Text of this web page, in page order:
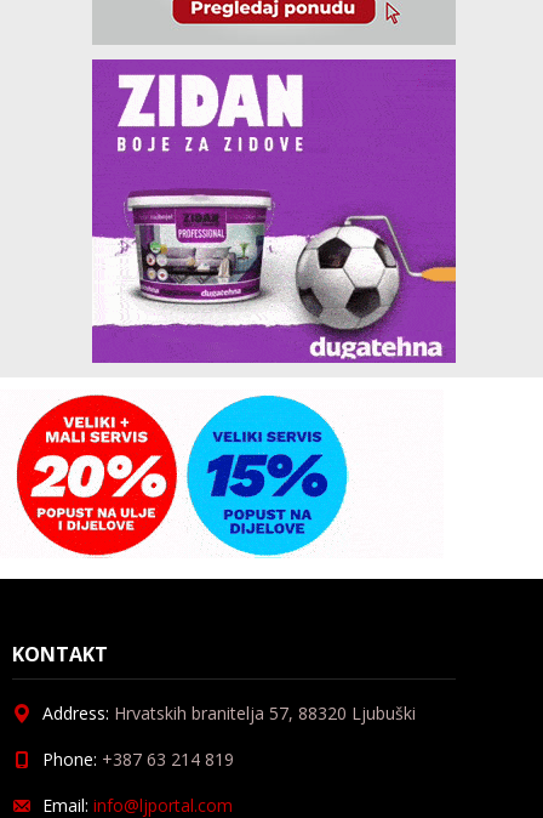
KONTAKT
Address: Hrvatskih branitelja 57, 88320 Ljubuški
Phone: +387 63 214 819
Email: info@ljportal.com